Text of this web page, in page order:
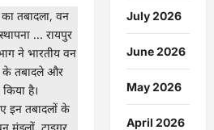
July 2026
June 2026
May 2026
April 2026